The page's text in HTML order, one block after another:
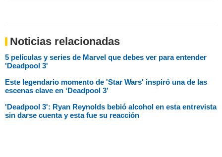
Noticias relacionadas
5 películas y series de Marvel que debes ver para entender
'Deadpool 3'
Este legendario momento de 'Star Wars' inspiró una de las
escenas clave en ‘Deadpool 3’
'Deadpool 3': Ryan Reynolds bebió alcohol en esta entrevista
sin darse cuenta y esta fue su reacción